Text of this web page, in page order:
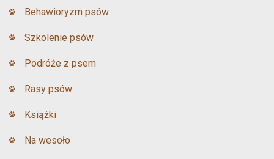
Behawioryzm psów
Szkolenie psów
Podróże z psem
Rasy psów
Książki
Na wesoło